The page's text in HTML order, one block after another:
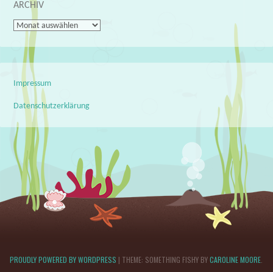
ARCHIV
Archiv
Impressum
Datenschutzerklärung
PROUDLY POWERED BY WORDPRESS | THEME: SOMETHING FISHY BYCAROLINE MOORE